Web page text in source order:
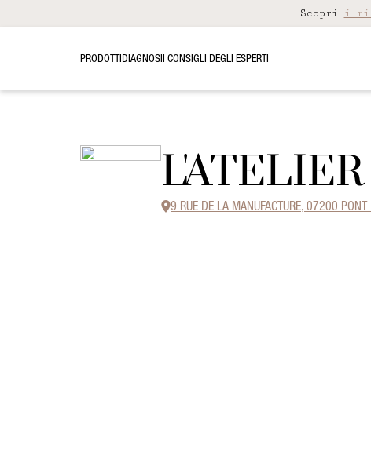
Scopri i
PRODOTTI DIAGNOSI I CONSIGLI DEGLI ESPERTI
9 RUE DE LA MANUFACTURE, 07200 PONT